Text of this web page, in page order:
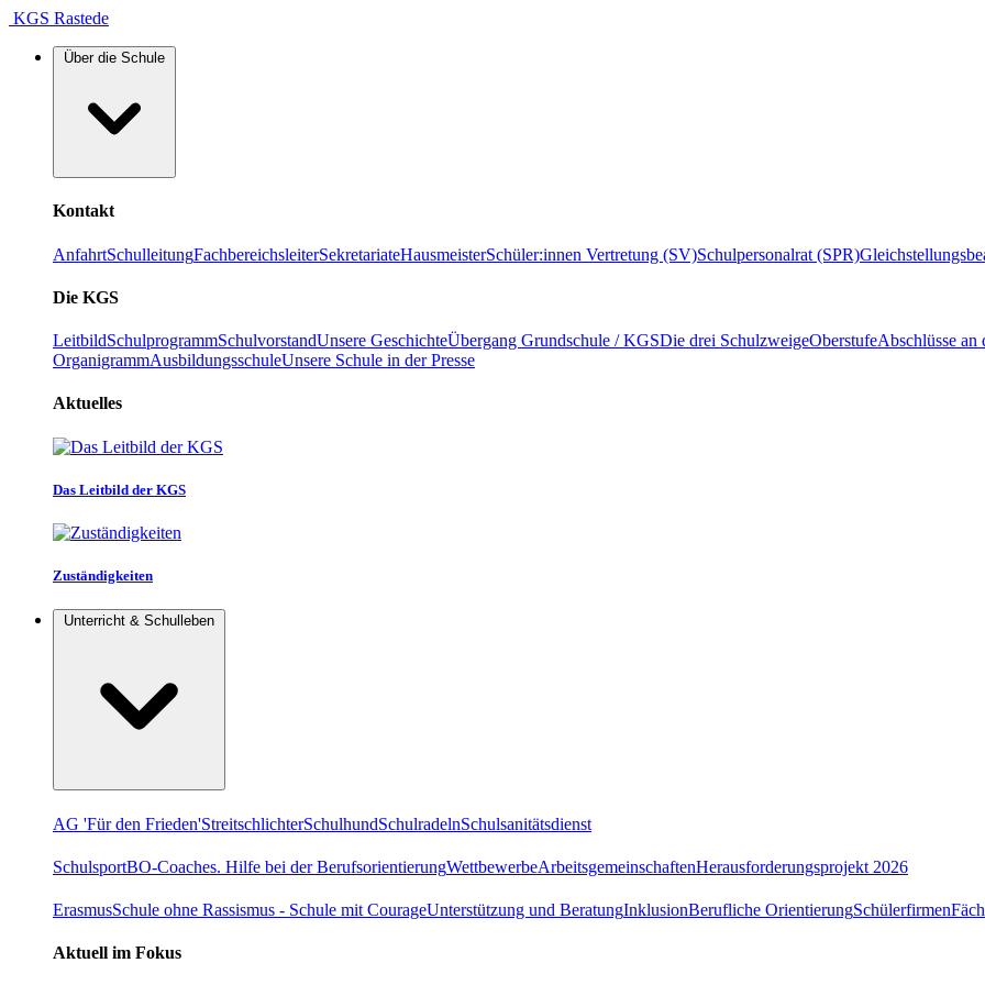
KGS Rastede
Über die Schule
Kontakt
AnfahrtSchulleitungFachbereichsleiterSekretariateHausmeisterSchüler:innen Vertretung (SV)Schulpersonalrat (SPR)
Die KGS
LeitbildSchulprogrammSchulvorstandUnsere GeschichteÜbergang Grundschule / KGSDie drei SchulzweigeOberstufeAbschlüsse an
OrganigrammAusbildungsschuleUnsere Schule in der Presse
Aktuelles
Das Leitbild der KGS
Zuständigkeiten
Unterricht & Schulleben
AG 'Für den Frieden'StreitschlichterSchulhundSchulradelnSchulsanitätsdienst
SchulsportBO-Coaches. Hilfe bei der BerufsorientierungWettbewerbeArbeitsgemeinschaftenHerausforderungsprojekt 2026
ErasmusSchule ohne Rassismus - Schule mit CourageUnterstützung und BeratungInklusionBerufliche OrientierungSchülerfirmen
Aktuell im Fokus